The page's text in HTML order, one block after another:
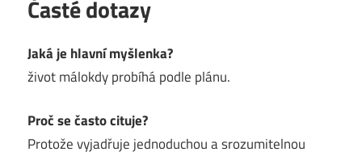
Časté dotazy
Jaká je hlavní myšlenka?
život málokdy probíhá podle plánu.
Proč se často cituje?
Protože vyjadřuje jednoduchou a srozumitelnou